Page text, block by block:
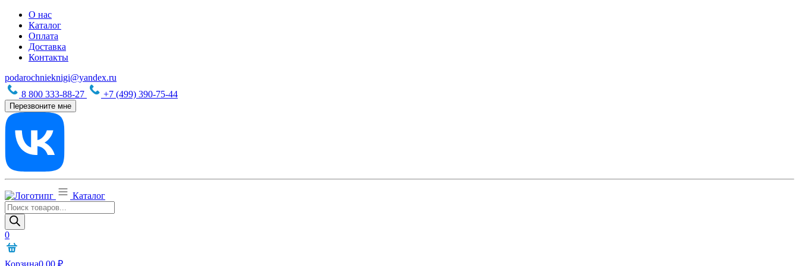
О нас
Каталог
Оплата
Доставка
Контакты
podarochnieknigi@yandex.ru
8 800 333-88-27
+7 (499) 390-75-44
Перезвоните мне
Каталог
Поиск
товаров
0
Корзина0,00 ₽